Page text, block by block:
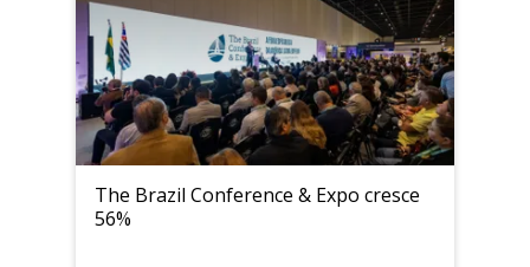
The Brazil Conference & Expo cresce
56%